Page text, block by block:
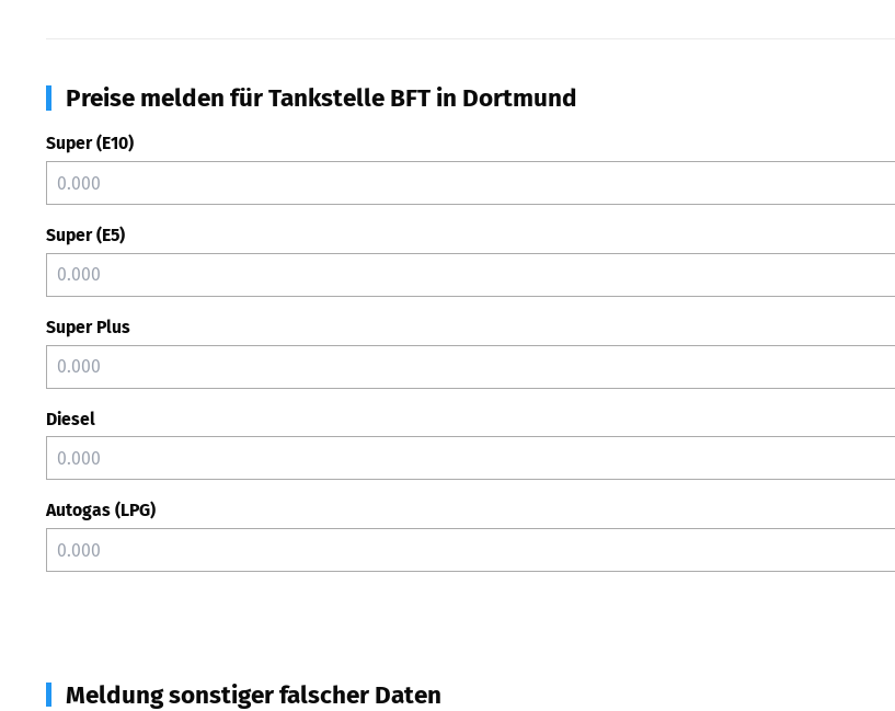
Preise melden für Tankstelle BFT in Dortmund
Super (E10)
Super (E5)
Super Plus
Diesel
Autogas (LPG)
Meldung sonstiger falscher Daten